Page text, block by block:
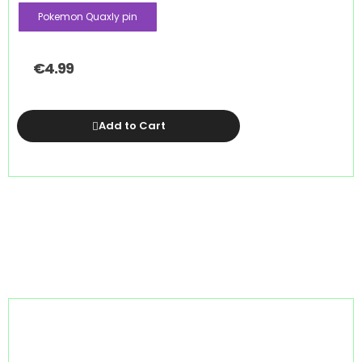
Pokemon Quaxly pin
€4.99
Add to Cart